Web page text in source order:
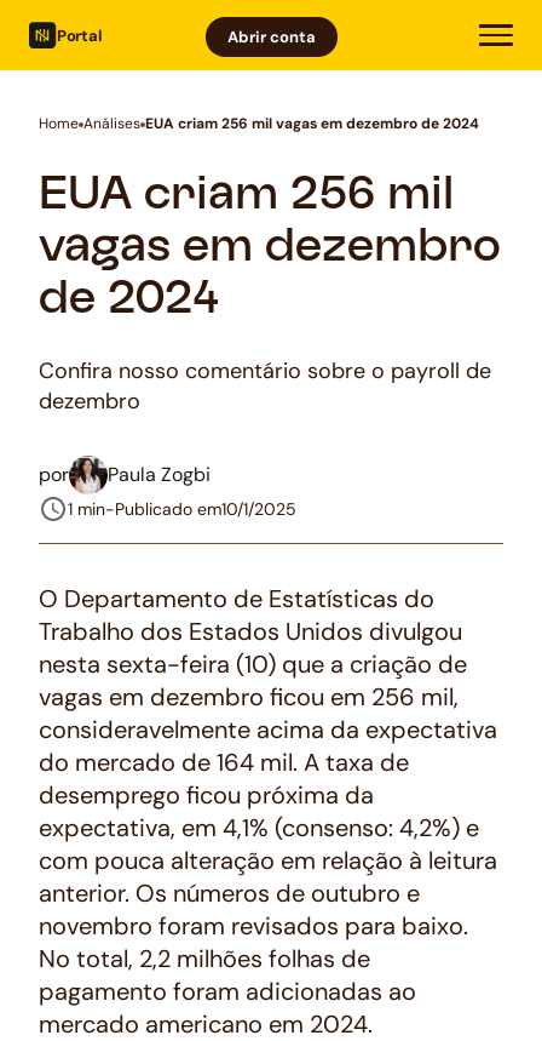
Portal Abrir conta
Home Análises EUA criam 256 mil vagas em dezembro de 2024
EUA criam 256 mil
vagas em dezembro
de 2024
Confira nosso comentário sobre o payroll de
dezembro
por Paula Zogbi
1 min-Publicado em10/1/2025
O Departamento de Estatísticas do
Trabalho dos Estados Unidos divulgou
nesta sexta-feira (10) que a criação de
vagas em dezembro ficou em 256 mil,
consideravelmente acima da expectativa
do mercado de 164 mil. A taxa de
desemprego ficou próxima da
expectativa, em 4,1% (consenso: 4,2%) e
com pouca alteração em relação à leitura
anterior. Os números de outubro e
novembro foram revisados para baixo.
No total, 2,2 milhões folhas de
pagamento foram adicionadas ao
mercado americano em 2024.